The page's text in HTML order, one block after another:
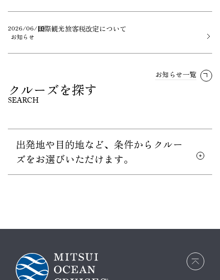
2026/06/19
お知らせ
国際観光旅客税改定について
お知らせ一覧
クルーズを探す
SEARCH
出発地や目的地など、条件からクルー
ズをお選びいただけます。
画面
最上